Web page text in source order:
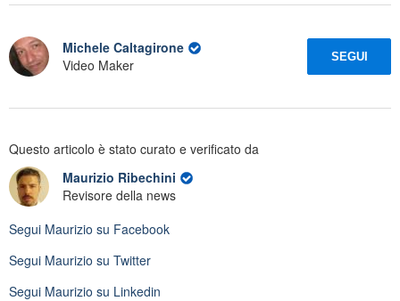
Michele Caltagirone
Video Maker
SEGUI
Questo articolo è stato curato e verificato da
Maurizio Ribechini
Revisore della news
Segui Maurizio su Facebook
Segui Maurizio su Twitter
Segui Maurizio su Linkedin